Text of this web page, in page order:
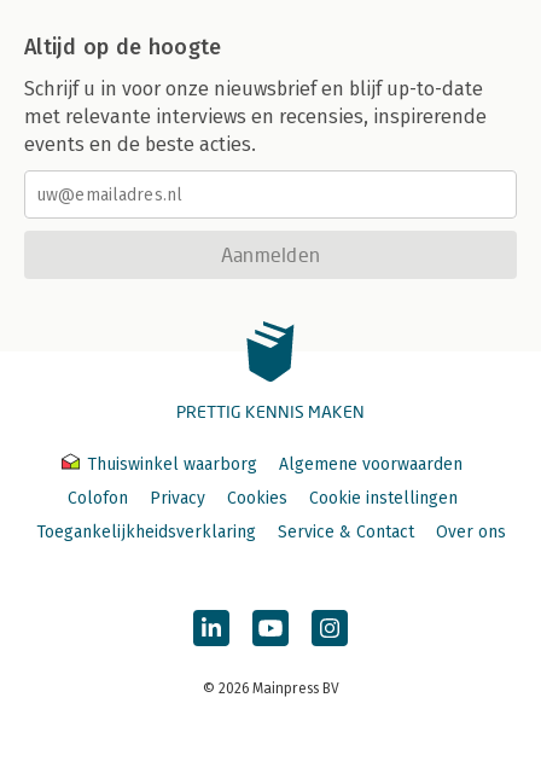
Altijd op de hoogte
Schrijf u in voor onze nieuwsbrief en blijf up-to-date
met relevante interviews en recensies, inspirerende
events en de beste acties.
Aanmelden
PRETTIG KENNIS MAKEN
Thuiswinkel waarborg
Algemene voorwaarden
Colofon
Privacy Cookies
Cookie instellingen
Toegankelijkheidsverklaring
Service & Contact Over ons
© 2026 Mainpress BV